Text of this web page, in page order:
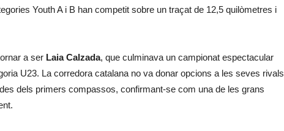
Youth A i B han competit sobre un traçat de 12,5 quilòmetres i
a ser Laia Calzada, que culminava un campionat espectacular
U23. La corredora catalana no va donar opcions a les seves rivals
dels primers compassos, confirmant-se com una de les grans